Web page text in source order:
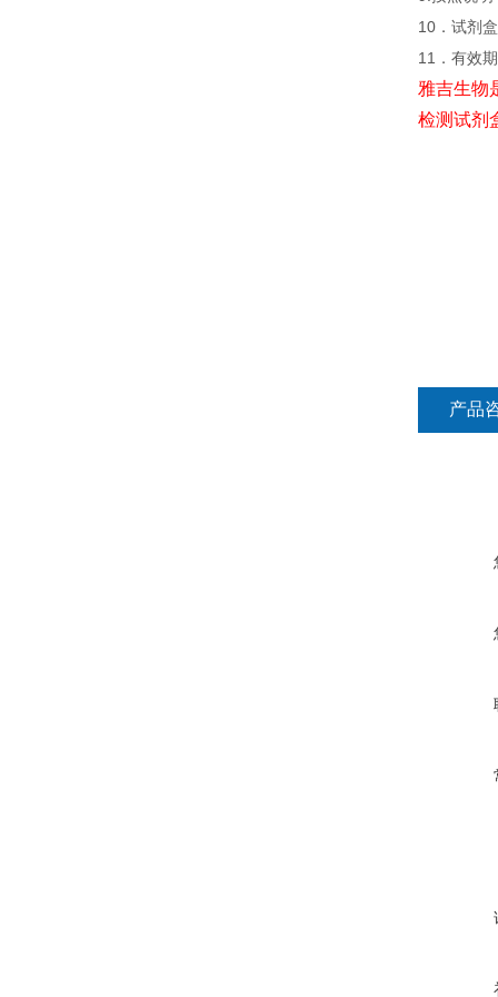
10．试剂
11．有效
雅吉生物
检测试剂
产品